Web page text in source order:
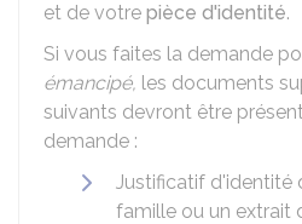
et de votre pièce d'identité.
Si vous faites la demande
émancipé, les documents
suivants devront être
demande :
Justificatif d'identité
famille ou un extrait